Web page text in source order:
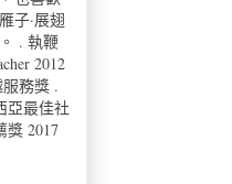
子·展翅
. 執鞭
2012
務獎 .
亞最佳社
獎 2017